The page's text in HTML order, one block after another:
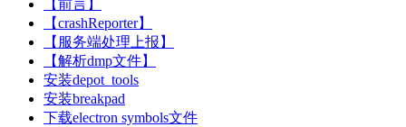
【前言】
【crashReporter】
【服务端处理上报】
【解析dmp文件】
安装depot_tools
安装breakpad
下载electron symbols文件